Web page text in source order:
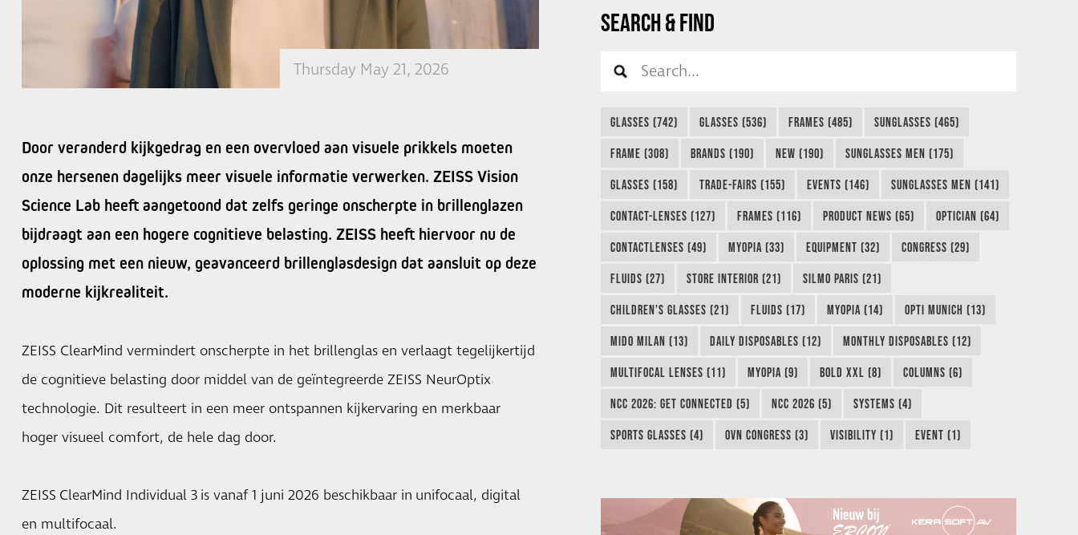
Thursday May 21, 2026
Door veranderd kijkgedrag en een overvloed aan visuele prikkels moeten
onze hersenen dagelijks meer visuele informatie verwerken. ZEISS Vision
Science Lab heeft aangetoond dat zelfs geringe onscherpte in brillenglazen
bijdraagt aan een hogere cognitieve belasting. ZEISS heeft hiervoor nu de
oplossing met een nieuw, geavanceerd brillenglasdesign dat aansluit op deze
moderne kijkrealiteit.
ZEISS ClearMind vermindert onscherpte in het brillenglas en verlaagt tegelijkertijd
de cognitieve belasting door middel van de geïntegreerde ZEISS NeurOptix
technologie. Dit resulteert in een meer ontspannen kijkervaring en merkbaar
hoger visueel comfort, de hele dag door.
ZEISS ClearMind Individual 3 is vanaf 1 juni 2026 beschikbaar in unifocaal, digital
en multifocaal.
SEARCH & FIND
GLASSES (742) GLASSES (536) FRAMES (485) SUNGLASSES (465)
FRAME (308) BRANDS (190) NEW (190) SUNGLASSES MEN (175)
GLASSES (158) TRADE-FAIRS (155) EVENTS (146) SUNGLASSES MEN (141)
CONTACT-LENSES (127) FRAMES (116) PRODUCT NEWS (65) OPTICIAN (64)
CONTACTLENSES (49) MYOPIA (33) EQUIPMENT (32) CONGRESS (29)
FLUIDS (27) STORE INTERIOR (21) SILMO PARIS (21)
CHILDREN'S GLASSES (21) FLUIDS (17) MYOPIA (14) OPTI MUNICH (13)
MIDO MILAN (13) DAILY DISPOSABLES (12) MONTHLY DISPOSABLES (12)
MULTIFOCAL LENSES (11) MYOPIA (9) BOLD XXL (8) COLUMNS (6)
NCC 2026: GET CONNECTED (5) NCC 2026 (5) SYSTEMS (4)
SPORTS GLASSES (4) OVN CONGRESS (3) VISIBILITY (1) EVENT (1)